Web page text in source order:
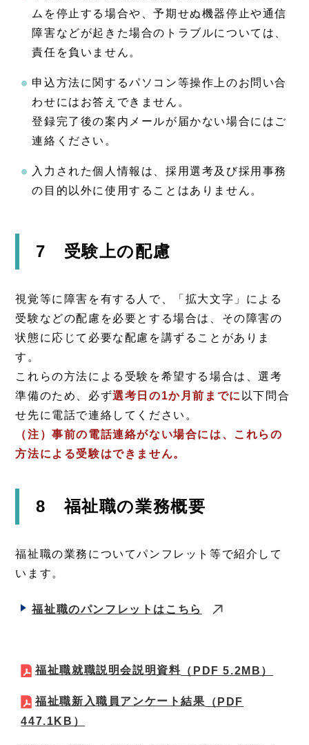
ムを停止する場合や、予期せぬ機器停止や通信
障害などが起きた場合のトラブルについては、
責任を負いません。
申込方法に関するパソコン等操作上のお問い合
わせにはお答えできません。
登録完了後の案内メールが届かない場合にはご
連絡ください。
入力された個人情報は、採用選考及び採用事務
の目的以外に使用することはありません。
7 受験上の配慮
視覚等に障害を有する人で、「拡大文字」による
受験などの配慮を必要とする場合は、その障害の
状態に応じて必要な配慮を講ずることがありま
す。
これらの方法による受験を希望する場合は、選考
準備のため、必ず選考日の1か月前までに 以下問合
せ先に電話で連絡してください。
（注）事前の電話連絡がない場合には、これらの
方法による受験はできません。
8 福祉職の業務概要
福祉職の業務についてパンフレット等で紹介して
います。
福祉職のパンフレットはこちら
福祉職就職説明会説明資料 （PDF 5.2MB）
福祉職新入職員アンケート結果 （PDF
447.1KB）